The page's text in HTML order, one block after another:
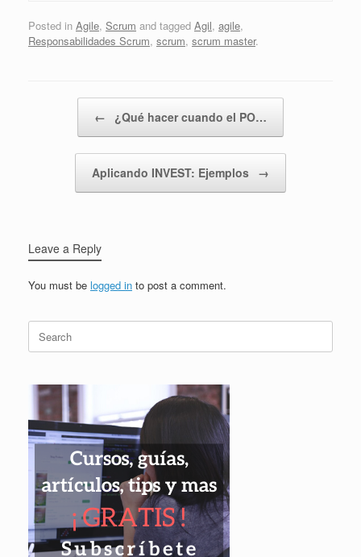
Posted in Agile, Scrum and tagged Agil, agile,
Responsabilidades Scrum, scrum, scrum master.
← ¿Qué hacer cuando el PO…
Aplicando INVEST: Ejemplos →
Leave a Reply
You must be logged in to post a comment.
Search
for: